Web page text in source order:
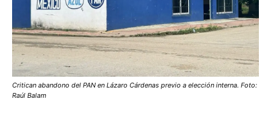
Critican abandono del PAN en Lázaro Cárdenas previo a elección interna. Foto:
Raúl Balam